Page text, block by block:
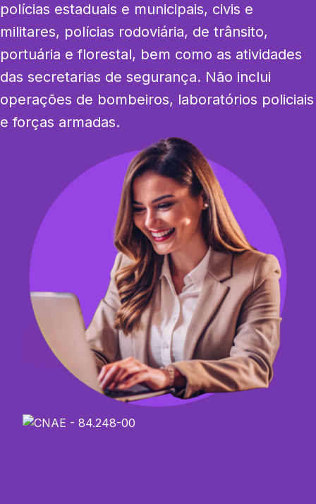
polícias estaduais e municipais, civis e
militares, polícias rodoviária, de trânsito,
portuária e florestal, bem como as atividades
das secretarias de segurança. Não inclui
operações de bombeiros, laboratórios policiais
e forças armadas.